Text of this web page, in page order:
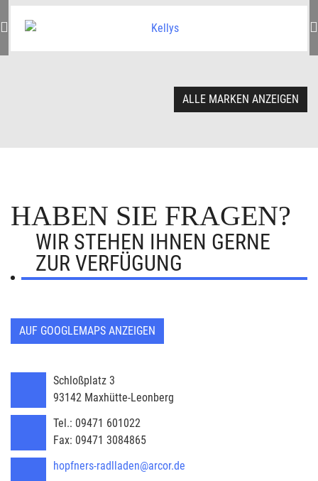
ALLE MARKEN ANZEIGEN
HABEN SIE FRAGEN?
WIR STEHEN IHNEN GERNE
ZUR VERFÜGUNG
AUF GOOGLEMAPS ANZEIGEN
Schloßplatz 3
93142 Maxhütte-Leonberg
Tel.: 09471 601022
Fax: 09471 3084865
hopfners-radlladen@arcor.de